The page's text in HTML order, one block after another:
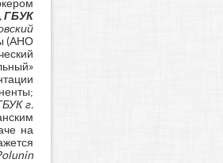
ГБУК
(АНО
г.
на